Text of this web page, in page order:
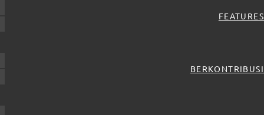
FEATURES
BERKONTRIBUSI